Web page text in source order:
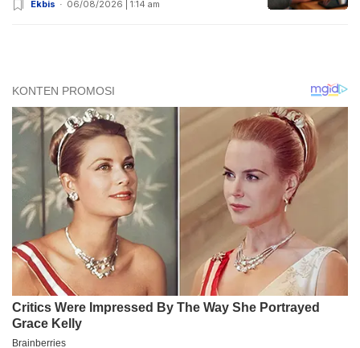
Ekbis 06/08/2026 | 1:14 am